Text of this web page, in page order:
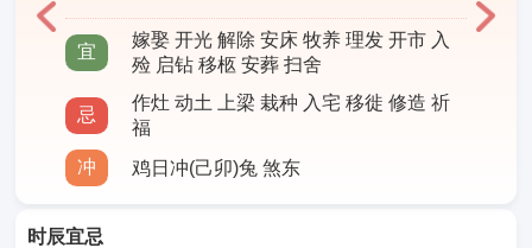
宜
嫁娶 开光 解除 安床 牧养 理发 开市 入
殓 启钻 移柩 安葬 扫舍
忌
作灶 动土 上梁 栽种 入宅 移徙 修造 祈
福
冲
鸡日冲(己卯)兔 煞东
时辰宜忌